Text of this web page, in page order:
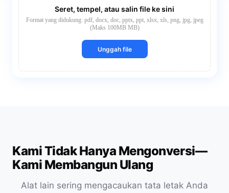
Seret, tempel, atau salin file ke sini
Format yang didukung: pdf, docx, doc, pptx, ppt, xlsx, xls, png, jpg, jpeg
(Maks 100MB MB)
Unggah file
Kami Tidak Hanya Mengonversi—
Kami Membangun Ulang
Alat lain sering mengacaukan tata letak Anda